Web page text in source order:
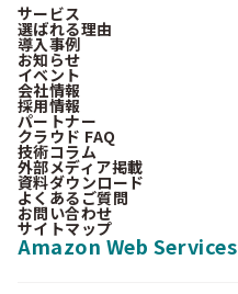
サービス
選ばれる理由
導入事例
お知らせ
イベント
会社情報
採用情報
パートナー
クラウド FAQ
技術コラム
外部メディア掲載
資料ダウンロード
よくあるご質問
お問い合わせ
サイトマップ
Amazon Web Services